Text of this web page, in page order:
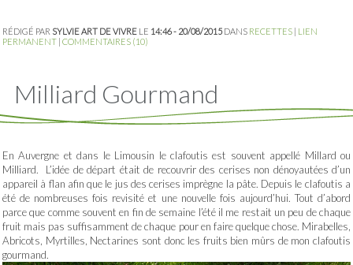
RÉDIGÉ PAR SYLVIE ART DE VIVRE LE 14:46 - 20/08/2015DANS RECETTES | LIEN
PERMANENT | COMMENTAIRES (10)
Milliard Gourmand
En Auvergne et dans le Limousin le clafoutis est souvent appellé Millard ou
Milliard. L’idée de départ était de recouvrir des cerises non dénoyautées d’un
appareil à flan afin que le jus des cerises imprègne la pâte. Depuis le clafoutis a
été de nombreuses fois revisité et une nouvelle fois aujourd’hui. Tout d’abord
parce que comme souvent en fin de semaine l’été il me restait un peu de chaque
fruit mais pas suffisamment de chaque pour en faire quelque chose. Mirabelles,
Abricots, Myrtilles, Nectarines sont donc les fruits bien mûrs de mon clafoutis
gourmand.